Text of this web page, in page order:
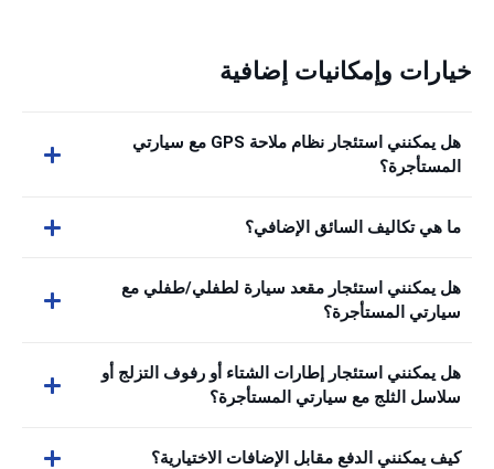
خيارات وإمكانيات إضافية
هل يمكنني استئجار نظام ملاحة GPS مع سيارتي
المستأجرة؟
ما هي تكاليف السائق الإضافي؟
هل يمكنني استئجار مقعد سيارة لطفلي/طفلي مع
سيارتي المستأجرة؟
هل يمكنني استئجار إطارات الشتاء أو رفوف التزلج أو
سلاسل الثلج مع سيارتي المستأجرة؟
كيف يمكنني الدفع مقابل الإضافات الاختيارية؟